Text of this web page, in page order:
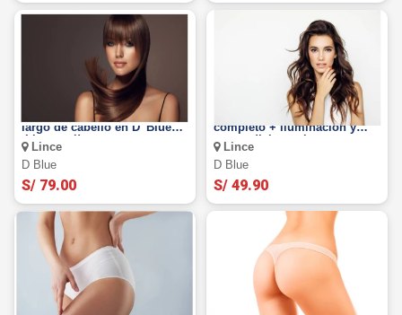
Laceado americano a todo
largo de cabello en D' Blue
¡Liso total!
Lince
D Blue
S/ 79.00
¡Cambia de look! Tinte
completo + iluminación y
reacondicionamiento.
Lince
D Blue
S/ 49.90